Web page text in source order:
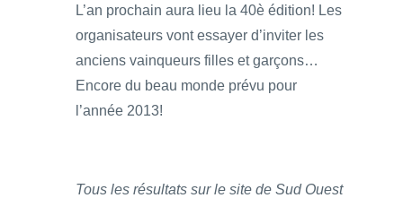
L’an prochain aura lieu la 40è édition! Les
organisateurs vont essayer d’inviter les
anciens vainqueurs filles et garçons…
Encore du beau monde prévu pour
l’année 2013!
Tous les résultats sur le site de Sud Ouest